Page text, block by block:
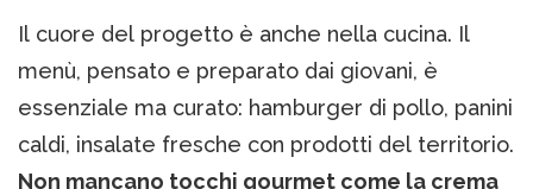
Il cuore del progetto è anche nella cucina. Il
menù, pensato e preparato dai giovani, è
essenziale ma curato: hamburger di pollo, panini
caldi, insalate fresche con prodotti del territorio.
Non mancano tocchi gourmet come la crema